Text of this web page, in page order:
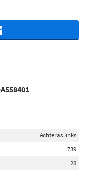
Achteras links
739
28